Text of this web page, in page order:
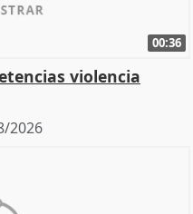
00:36
violencia
2026